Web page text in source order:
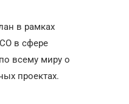
в рамках
в сфере
всему миру о
проектах.